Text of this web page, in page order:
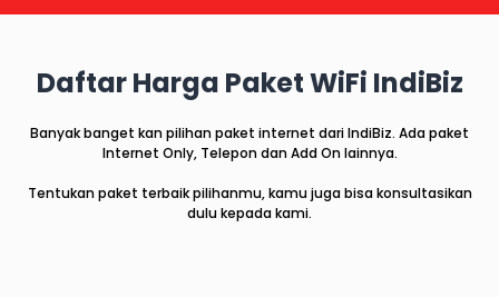
Daftar Harga Paket WiFi IndiBiz
Banyak banget kan pilihan paket internet dari IndiBiz. Ada paket
Internet Only, Telepon dan Add On lainnya.
Tentukan paket terbaik pilihanmu, kamu juga bisa konsultasikan
dulu kepada kami.​